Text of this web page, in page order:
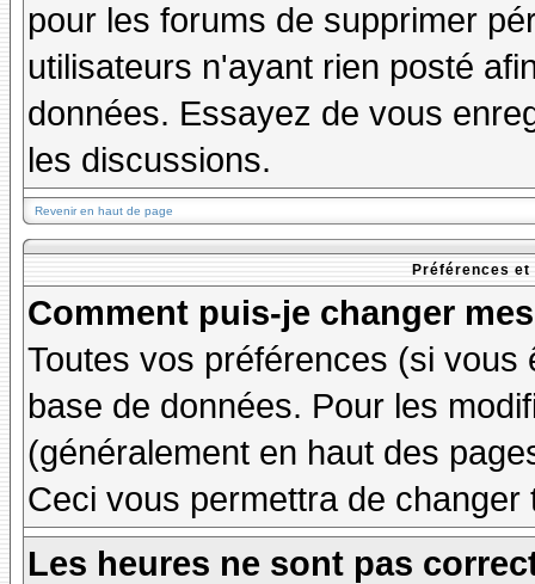
pour les forums de supprimer
utilisateurs n'ayant rien posté
données. Essayez de vous
les discussions.
Revenir en haut de page
Préférences
Comment puis-je changer
Toutes vos préférences (si
base de données. Pour les
(généralement en haut des
Ceci vous permettra de
Les heures ne sont pas